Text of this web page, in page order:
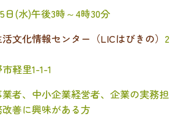
日(水)午後3時～4時30分
文化情報センター（LICはびきの） 2
里1-1-1
者、中小企業経営者、企業の実務担
善に興味がある方